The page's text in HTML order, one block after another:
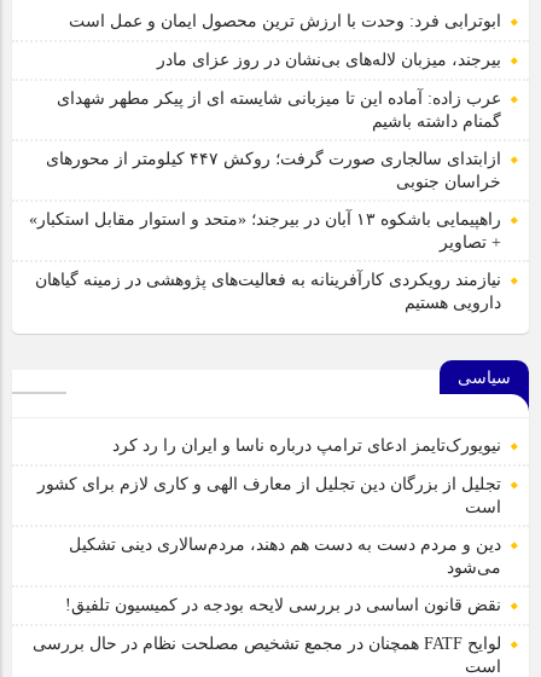
ابوترابی فرد: وحدت با ارزش ترین محصول ایمان و عمل است
بیرجند، میزبان لاله‌های بی‌نشان در روز عزای مادر
عرب زاده: آماده این تا میزبانی شایسته ای از پیکر مطهر شهدای
گمنام داشته باشیم
ازابتدای سالجاری صورت گرفت؛ روکش ۴۴۷ کیلومتر از محورهای
خراسان جنوبی
راهپیمایی باشکوه ۱۳ آبان در بیرجند؛ «متحد و استوار مقابل استکبار»
+ تصاویر
نیازمند رویکردی کارآفرینانه به فعالیت‌های پژوهشی در زمینه گیاهان
دارویی هستیم
سیاسی
نیویورک‌تایمز ادعای ترامپ درباره ناسا و ایران را رد کرد
تجلیل از بزرگان دین تجلیل از معارف الهی و کاری لازم برای کشور
است
دین و مردم دست به‌ دست هم دهند، مردم‌سالاری دینی تشکیل
می‌شود
نقض قانون اساسی در بررسی لایحه بودجه در کمیسیون تلفیق!
لوایح FATF همچنان در مجمع تشخیص مصلحت نظام در حال بررسی
است